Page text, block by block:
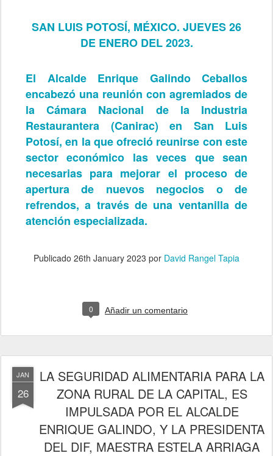
SAN LUIS POTOSÍ, MÉXICO. JUEVES 26
DE ENERO DEL 2023.
El Alcalde Enrique Galindo Ceballos
encabezó una reunión con agremiados de
la Cámara Nacional de la Industria
Restaurantera (Canirac) en San Luis
Potosí, en la que ofreció reunirse con este
sector económico las veces que sean
necesarias para mejorar el proceso de
apertura de nuevos negocios o de
refrendos, a través de una ventanilla de
atención especializada.
Publicado 26th January 2023 por David Rangel Tapia
0 Añadir un comentario
JAN
26
LA SEGURIDAD ALIMENTARIA PARA LA
ZONA RURAL DE LA CAPITAL, ES
IMPULSADA POR EL ALCALDE
ENRIQUE GALINDO, Y LA PRESIDENTA
DEL DIF, MAESTRA ESTELA ARRIAGA